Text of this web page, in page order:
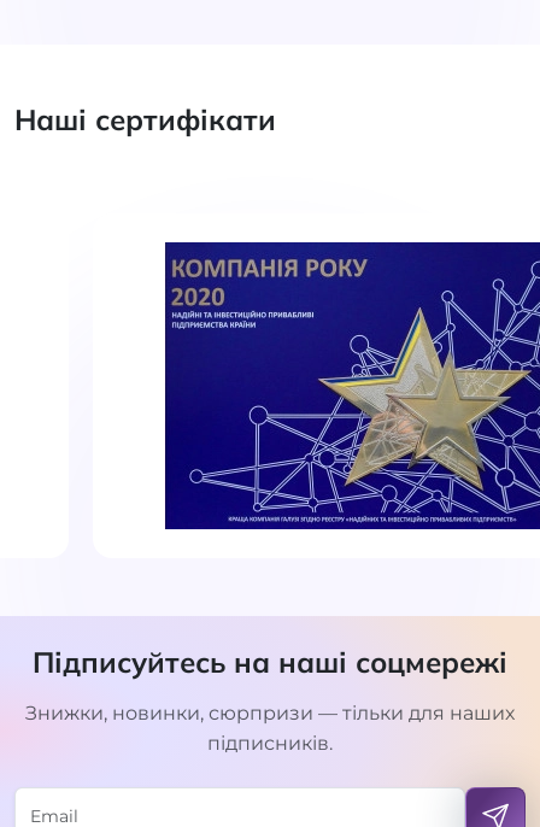
Наші сертифікати
Підписуйтесь на наші соцмережі
Знижки, новинки, сюрпризи — тільки для наших
підписників.